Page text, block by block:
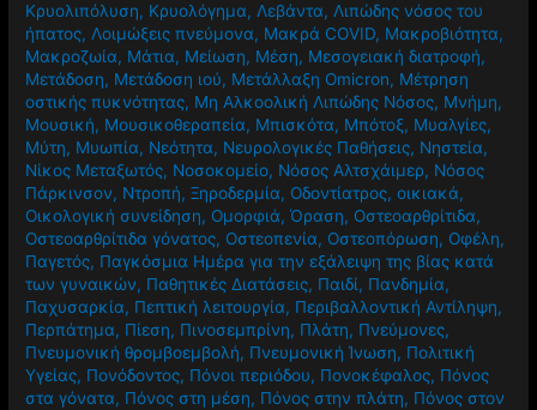
Κρυολιπόλυση, Κρυολόγημα, Λεβάντα, Λιπώδης νόσος του
ήπατος, Λοιμώξεις πνεύμονα, Μακρά COVID, Μακροβιότητα,
Μακροζωία, Μάτια, Μείωση, Μέση, Μεσογειακή διατροφή,
Μετάδοση, Μετάδοση ιού, Μετάλλαξη Omicron, Μέτρηση
οστικής πυκνότητας, Μη Αλκοολική Λιπώδης Νόσος, Μνήμη,
Μουσική, Μουσικοθεραπεία, Μπισκότα, Μπότοξ, Μυαλγίες,
Μύτη, Μυωπία, Νεότητα, Νευρολογικές Παθήσεις, Νηστεία,
Νίκος Μεταξωτός, Νοσοκομείο, Νόσος Αλτσχάιμερ, Νόσος
Πάρκινσον, Ντροπή,Ξηροδερμία, Οδοντίατρος,οικιακά,
Οικολογική συνείδηση, Ομορφιά,Όραση, Οστεοαρθρίτιδα,
Οστεοαρθρίτιδα γόνατος, Οστεοπενία, Οστεοπόρωση, Οφέλη,
Παγετός, Παγκόσμια Ημέρα για την εξάλειψη της βίας κατά
των γυναικών, Παθητικές Διατάσεις, Παιδί, Πανδημία,
Παχυσαρκία, Πεπτική λειτουργία, Περιβαλλοντική Αντίληψη,
Περπάτημα, Πίεση, Πινοσεμπρίνη, Πλάτη, Πνεύμονες,
Πνευμονική θρομβοεμβολή, Πνευμονική Ίνωση, Πολιτική
Υγείας, Πονόδοντος, Πόνοι περιόδου, Πονοκέφαλος, Πόνος
στα γόνατα, Πόνος στη μέση, Πόνος στην πλάτη, Πόνος στον